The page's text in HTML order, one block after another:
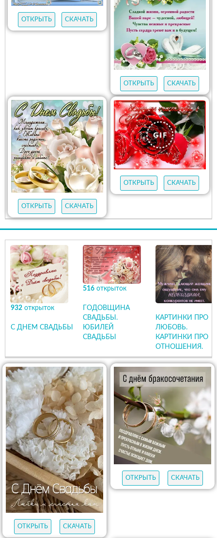
ОТКРЫТЬ СКАЧАТЬ
ОТКРЫТЬ СКАЧАТЬ
ОТКРЫТЬ СКАЧАТЬ
ОТКРЫТЬ СКАЧАТЬ
932открыток
С ДНЕМ СВАДЬБЫ
516 открыток
ГОДОВЩИНА
СВАДЬБЫ.
ЮБИЛЕЙ
СВАДЬБЫ
КАРТИНКИ ПРО
ЛЮБОВЬ.
КАРТИНКИ ПРО
ОТНОШЕНИЯ.
ОТКРЫТЬ СКАЧАТЬ
ОТКРЫТЬ СКАЧАТЬ